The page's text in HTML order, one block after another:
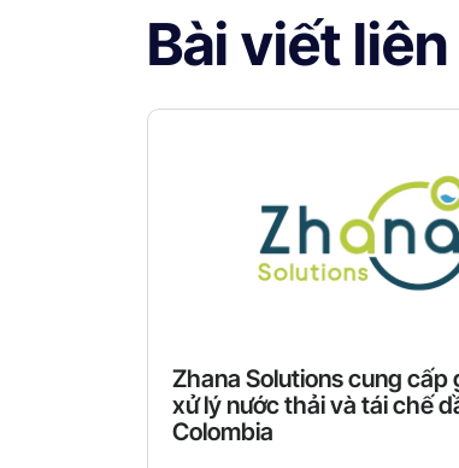
Bài viết
Zhana Solutions cung cấp
xử lý nước thải và tái chế
Colombia